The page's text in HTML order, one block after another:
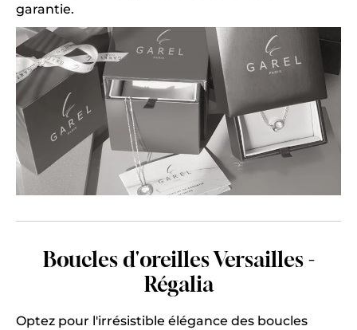
garantie.
Boucles d'oreilles Versailles -
Régalia
Optez pour l'irrésistible élégance des boucles